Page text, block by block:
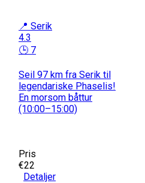
📍 Serik
4.3
🕒 7
Seil 97 km fra Serik til
legendariske Phaselis!
En morsom båttur
(10:00–15:00)
Pris
€22
Detaljer